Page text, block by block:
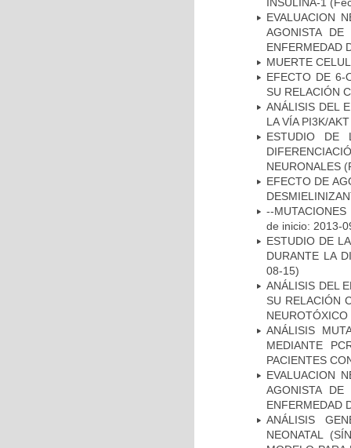
EVALUACION
AGONISTA
ENFERMEDAD
MUERTE
EFECTO DE 6-
SU RELACIÓN
ANÁLISIS DEL
LA VÍA PI3K/
ESTUDIO DE
NEURONALES
EFECTO DE
--
de inicio: 2013-
ESTUDIO DE
DURANTE LA
08-15)
ANÁLISIS DEL
SU RELACIÓN
NEUROTÓXICO
ANÁLISIS
MEDIANTE
PACIENTES
EVALUACION
AGONISTA
ENFERMEDAD
ANÁLISIS
NEONATAL